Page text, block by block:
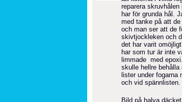
reparera
har för grunda hål.
med tanke på att
och man ser att de
skivtjockleken och
det har varit
har som tur är inte
limmade med
skulle hellre
lister under
och vid
Bild på halva